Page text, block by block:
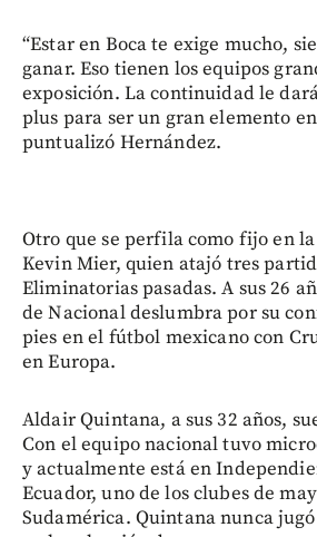
“Estar en Boca te exige mucho,
ganar. Eso tienen los equipos
exposición. La continuidad le
plus para ser un gran elemento en
puntualizó Hernández.
Otro que se perfila como fijo en la
Kevin Mier, quien atajó tres
Eliminatorias pasadas. A sus 26
de Nacional deslumbra por su
pies en el fútbol mexicano con
en Europa.
Aldair Quintana, a sus 32 años,
Con el equipo nacional tuvo
y actualmente está en
Ecuador, uno de los clubes de
Sudamérica. Quintana nunca